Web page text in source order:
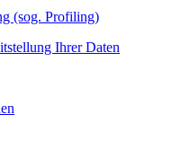
(sog. Profiling)
Ihrer Daten